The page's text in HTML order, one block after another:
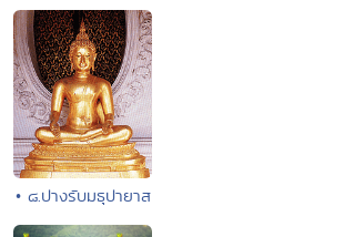
• ๘.ปางรับมธุปายาส